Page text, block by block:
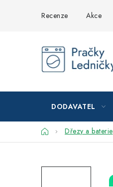
Recenze Akce
DODAVATEL
DomůDřezy a baterie